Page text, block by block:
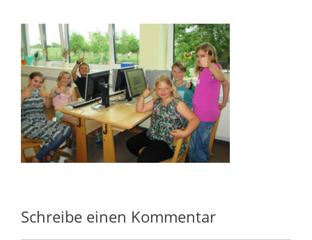
Schreibe einen Kommentar